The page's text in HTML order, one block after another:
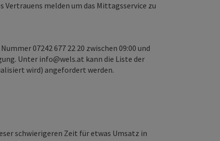
Vertrauens melden um das Mittagsservice zu
07242 677 22 20 zwischen 09:00 und
Unter info@wels.at kann die Liste der
wird) angefordert werden.
schwierigeren Zeit für etwas Umsatz in